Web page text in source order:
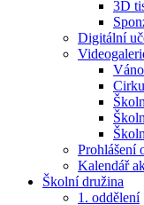
3D
Digitální
Prohlášení
Kalendář
Školní družina
1. oddělení